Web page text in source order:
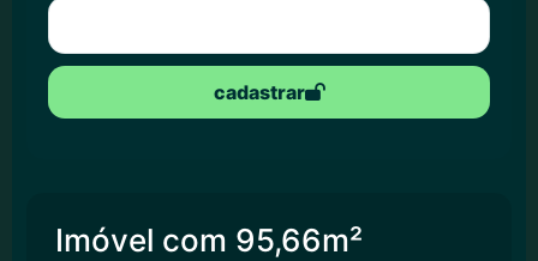
cadastrar
Imóvel com 95,66m²